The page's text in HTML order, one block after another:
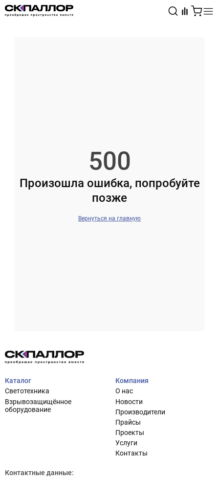
Аудит
Кастомизация оборудования/Индивидуальные
светотехнические решения
Шеф-монтаж
500
Произошла ошибка, попробуйте
позже
Вернуться на главную
Каталог
Светотехника
Взрывозащищённое
оборудование
Компания
О нас
Новости
Производители
Прайсы
Проекты
Услуги
Контакты
Контактные данные: